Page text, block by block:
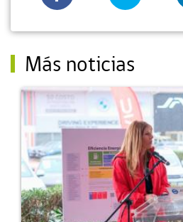
Más noticias